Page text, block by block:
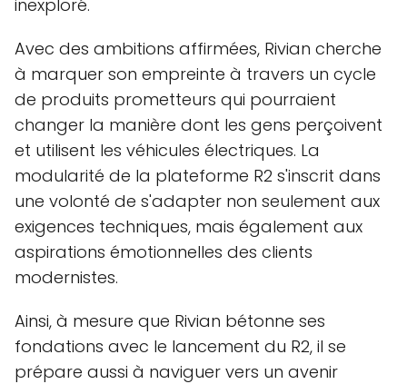
inexploré.
Avec des ambitions affirmées, Rivian cherche
à marquer son empreinte à travers un cycle
de produits prometteurs qui pourraient
changer la manière dont les gens perçoivent
et utilisent les véhicules électriques. La
modularité de la plateforme R2 s'inscrit dans
une volonté de s'adapter non seulement aux
exigences techniques, mais également aux
aspirations émotionnelles des clients
modernistes.
Ainsi, à mesure que Rivian bétonne ses
fondations avec le lancement du R2, il se
prépare aussi à naviguer vers un avenir